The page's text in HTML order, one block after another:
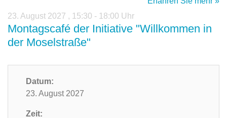
23. August 2027 , 15:30 - 18:00 Uhr
Montagscafé der Initiative "Willkommen in
der Moselstraße"
Datum:
23. August 2027
Zeit: